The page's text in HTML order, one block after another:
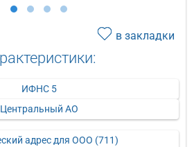
в закладки
ИФНС 5
Центральный АО
адрес для ООО (711)